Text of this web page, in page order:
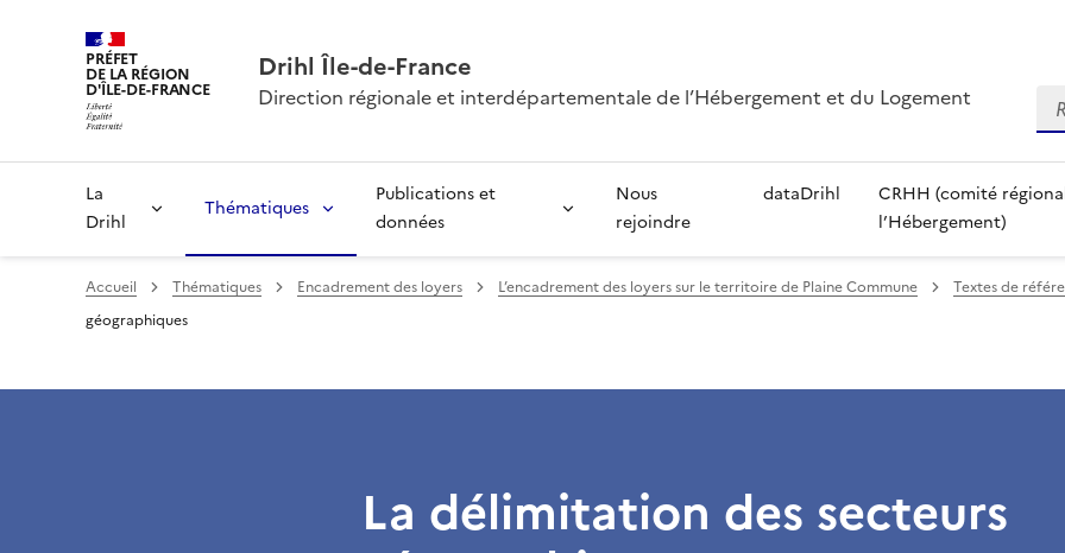
PRÉFET
DE LA RÉGION
D'ÎLE-DE-FRANCE
Drihl Île-de-France
Direction régionale et interdépartementale de l’Hébergement et du Logement
La
Drihl
Thématiques
Publications et
données
Nous
rejoindre
dataDrihl
CRHH (comité
l’Hébergement)
Accueil Thématiques Encadrement des loyers L’encadrement des loyers sur le territoire de Plaine Commune Textes de
géographiques
La délimitation des secteurs